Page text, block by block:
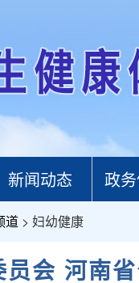
新闻动态 政
道 > 妇幼健康
会 河南